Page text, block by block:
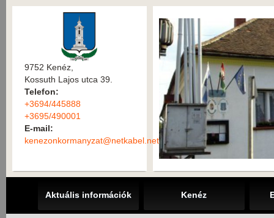
9752 Kenéz,
Kossuth Lajos utca 39.
Telefon:
+3694/445888
+3695/490001
E-mail:
kenezonkormanyzat@netkabel.net
Aktuális információk Kenéz